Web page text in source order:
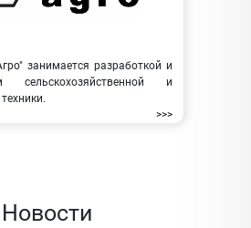
занимается разработкой и
сельскохозяйственной и
>>>
Новости